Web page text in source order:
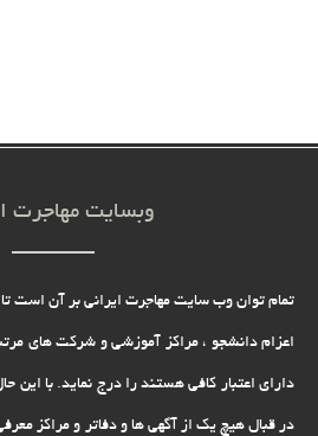
وبسایت مهاجرت
تمام توان وب سایت مهاجرت ایرانی بر آن است
اعزام دانشجو ، مراکز آموزشی و شرکت های
دارای اعتبار کافی هستند را درج نماید. با
در قبال هیچ یک از آگهی ها و دفاتر و مراکز